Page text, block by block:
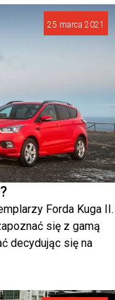
25 marca 2021
Forda Kuga II.
się z gamą
decydując się na